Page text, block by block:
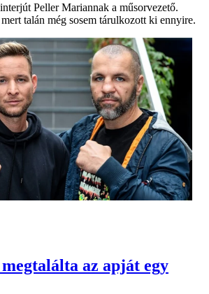
Peller Mariannak a műsorvezető.
talán még sosem tárulkozott ki ennyire.
megtalálta az apját egy